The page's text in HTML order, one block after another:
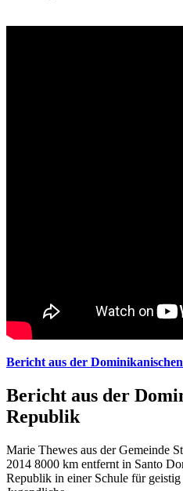
Bericht aus der
Bericht aus der
Republik
Marie Thewes aus der Gemeinde
2014 8000 km entfernt in Santo
Republik in einer Schule für